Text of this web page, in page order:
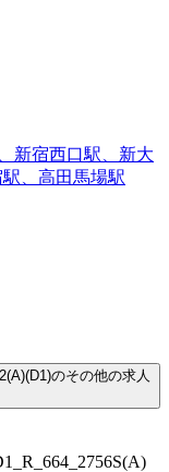
新宿西口駅、新大
、高田馬場駅
のその他の求人